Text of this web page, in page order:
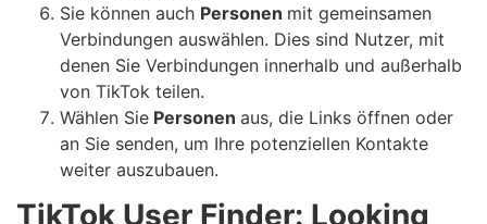
Sie können auch Personen mit gemeinsamen
Verbindungen auswählen. Dies sind Nutzer, mit
denen Sie Verbindungen innerhalb und außerhalb
von TikTok teilen.
Wählen Sie Personen aus, die Links öffnen oder
an Sie senden, um Ihre potenziellen Kontakte
weiter auszubauen.
TikTok User Finder: Looking